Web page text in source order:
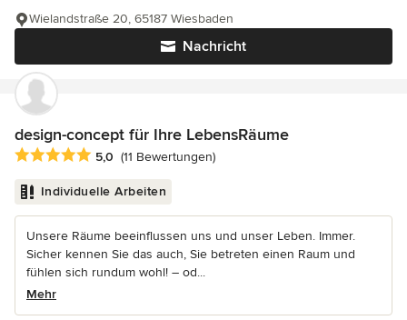
Nachricht
Wielandstraße 20, 65187 Wiesbaden
design-concept für Ihre LebensRäume
Durchschnittliche Bewertung: 5 von 5 Sternen
5,0 (11 Bewertungen)
Individuelle Arbeiten
Unsere Räume beeinflussen uns und unser Leben. Immer.
Sicher kennen Sie das auch, Sie betreten einen Raum und
fühlen sich rundum wohl! – od...
Mehr